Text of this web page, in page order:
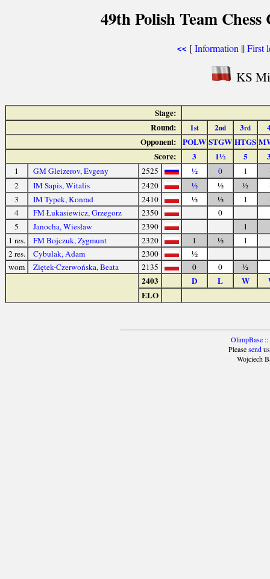
49th Polish Team
<< [Information ||First
KS
Stage:
Round:
1st 2nd 3rd
Opponent: POLW STGW HTGS
Score:
3 1½ 5
1 GM Gleizerov, Evgeny 2525 ½ 0 1
2
IM Sapis, Witalis 2420 ½ ½ ½
3
IM Typek, Konrad 2410 ½ ½ 1
4
FM Łukasiewicz, Grzegorz 2350
0
5
Janocha, Wiesław 2390
1
1 res.
FM Bojczuk, Zygmunt 2320 1 ½
1
2 res.
Cybulak, Adam 2300
½
wom
Ziętek-Czerwońska, Beata 2135 0 0 ½
2403 D L W
ELO
OlimpBase::
Pleasesendus
Wojciech